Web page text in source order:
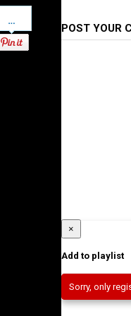
Pinterest
POST YOUR
×
Add to playlist
Sorry, only